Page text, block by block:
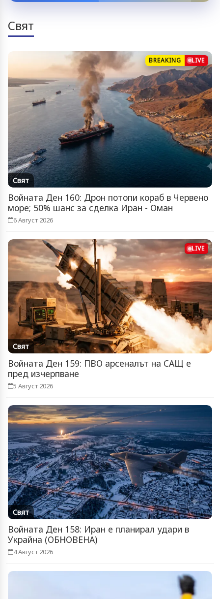
Свят
BREAKING LIVE
Свят
Войната Ден 160: Дрон потопи кораб в Червено
море; 50% шанс за сделка Иран - Оман
6 Август 2026
LIVE
Свят
Войната Ден 159: ПВО арсеналът на САЩ е
пред изчерпване
5 Август 2026
Свят
Войната Ден 158: Иран е планирал удари в
Украйна (ОБНОВЕНА)
4 Август 2026